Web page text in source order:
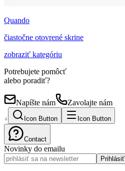
Quando
čiastočne otovrené skrine
zobraziť kategóriu
Potrebujete pomôcť
alebo poradiť?
Napíšte nám Zavolajte nám
Icon Button Icon Button
Contact
Novinky do emailu
Prihlásiť